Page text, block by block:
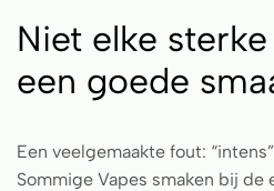
Niet elke
een goede
Een veelgemaakte fout:
Sommige Vapes smaken bij